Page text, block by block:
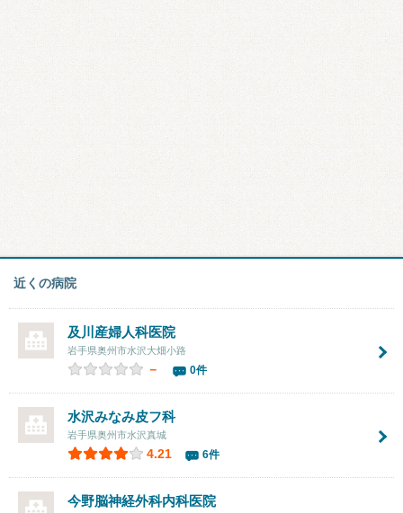
近くの病院
及川産婦人科医院
岩手県奥州市水沢大畑小路
－ 0件
水沢みなみ皮フ科
岩手県奥州市水沢真城
4.21 6件
今野脳神経外科内科医院